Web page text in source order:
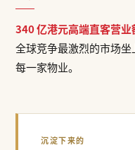
340 亿港元高端直客营
全球竞争最激烈的市场坐
每一家物业。
沉淀下来的